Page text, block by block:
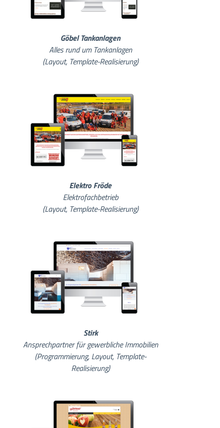
Göbel Tankanlagen
Alles rund um Tankanlagen
(Layout, Template-Realisierung)
Elektro Fröde
Elektrofachbetrieb
(Layout, Template-Realisierung)
Stirk
Ansprechpartner für gewerbliche Immobilien
(Programmierung, Layout, Template-
Realisierung)